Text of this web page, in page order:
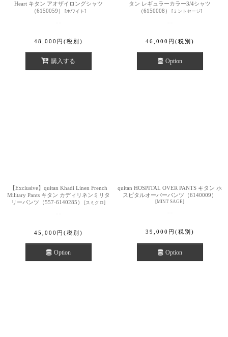
Heart キタン アオザイロングシャツ
（6150059）
[ホワイト ]
48,000 円 (税別)
購入する
タン レギュラーカラー3/4シャツ
（6150008）
[ミントセージ]
46,000 円 (税別)
Option
【Exclusive】quitan Khadi Linen French
Military Pants キタン カディリネンミリタ
リーパンツ（557-6140285）
[スミクロ]
45,000 円 (税別)
Option
quitan HOSPITAL OVER PANTS キタン ホ
スピタルオーバーパンツ（6140009）
[MINT SAGE]
39,000 円 (税別)
Option